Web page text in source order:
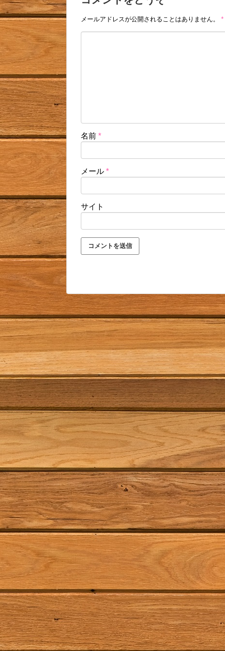
メールアドレスが公開されることはありません。 *
名前 *
メール *
サイト